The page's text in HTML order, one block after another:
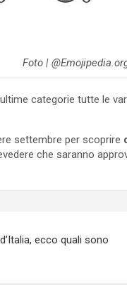
Foto |
categorie tutte le
settembre per scoprire
che saranno
ecco quali sono